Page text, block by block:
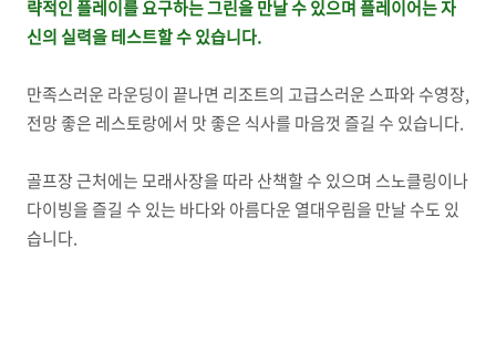
략적인 플레이를 요구하는 그린을 만날 수 있으며 플레이어는 자
신의 실력을 테스트할 수 있습니다.
만족스러운 라운딩이 끝나면 리조트의 고급스러운 스파와 수영장,
전망 좋은 레스토랑에서 맛 좋은 식사를 마음껏 즐길 수 있습니다.
골프장 근처에는 모래사장을 따라 산책할 수 있으며 스노클링이나
다이빙을 즐길 수 있는 바다와 아름다운 열대우림을 만날 수도 있
습니다.